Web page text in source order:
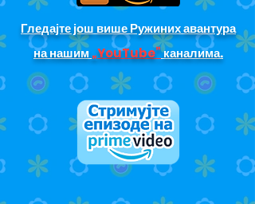
Гледајте још више Ружиних авантура
на нашим„YouTube”каналима.